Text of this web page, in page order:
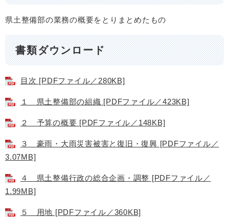
県土整備部の業務の概要をとりまとめたもの
書類ダウンロード
目次 [PDFファイル／280KB]
１ 県土整備部の組織 [PDFファイル／423KB]
２ 予算の概要 [PDFファイル／148KB]
３ 豪雨・大雨災害被害と復旧・復興 [PDFファイル／
3.07MB]
４ 県土整備行政の総合企画・調整 [PDFファイル／
1.99MB]
５ 用地 [PDFファイル／360KB]